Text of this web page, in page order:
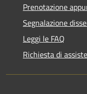
Prenotazione
Segnalazione
Leggi le FAQ
Richiesta di